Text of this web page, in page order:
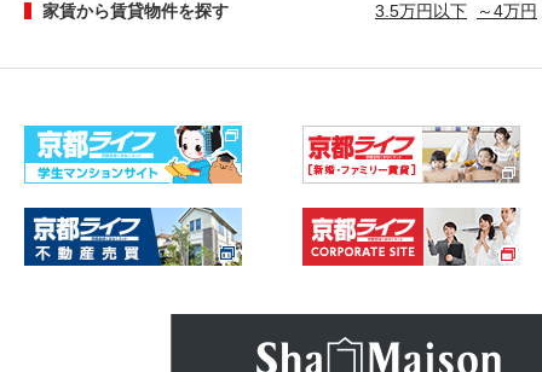
家賃から賃貸物件を探す 3.5万円以下 ～4万円